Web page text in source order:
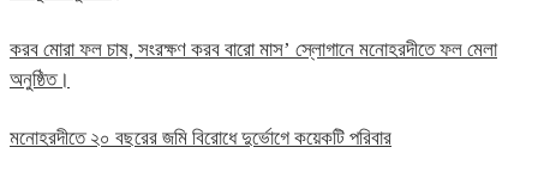
করব মোরা ফল চাষ, সংরক্ষণ করব বারো মাস’ স্লোগানে মনোহরদীতে ফল মেলা
অনুষ্ঠিত।
মনোহরদীতে ২০ বছরের জমি বিরোধে দুর্ভোগে কয়েকটি পরিবার